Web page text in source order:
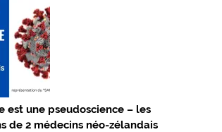
est une pseudoscience – les
de 2 médecins néo-zélandais